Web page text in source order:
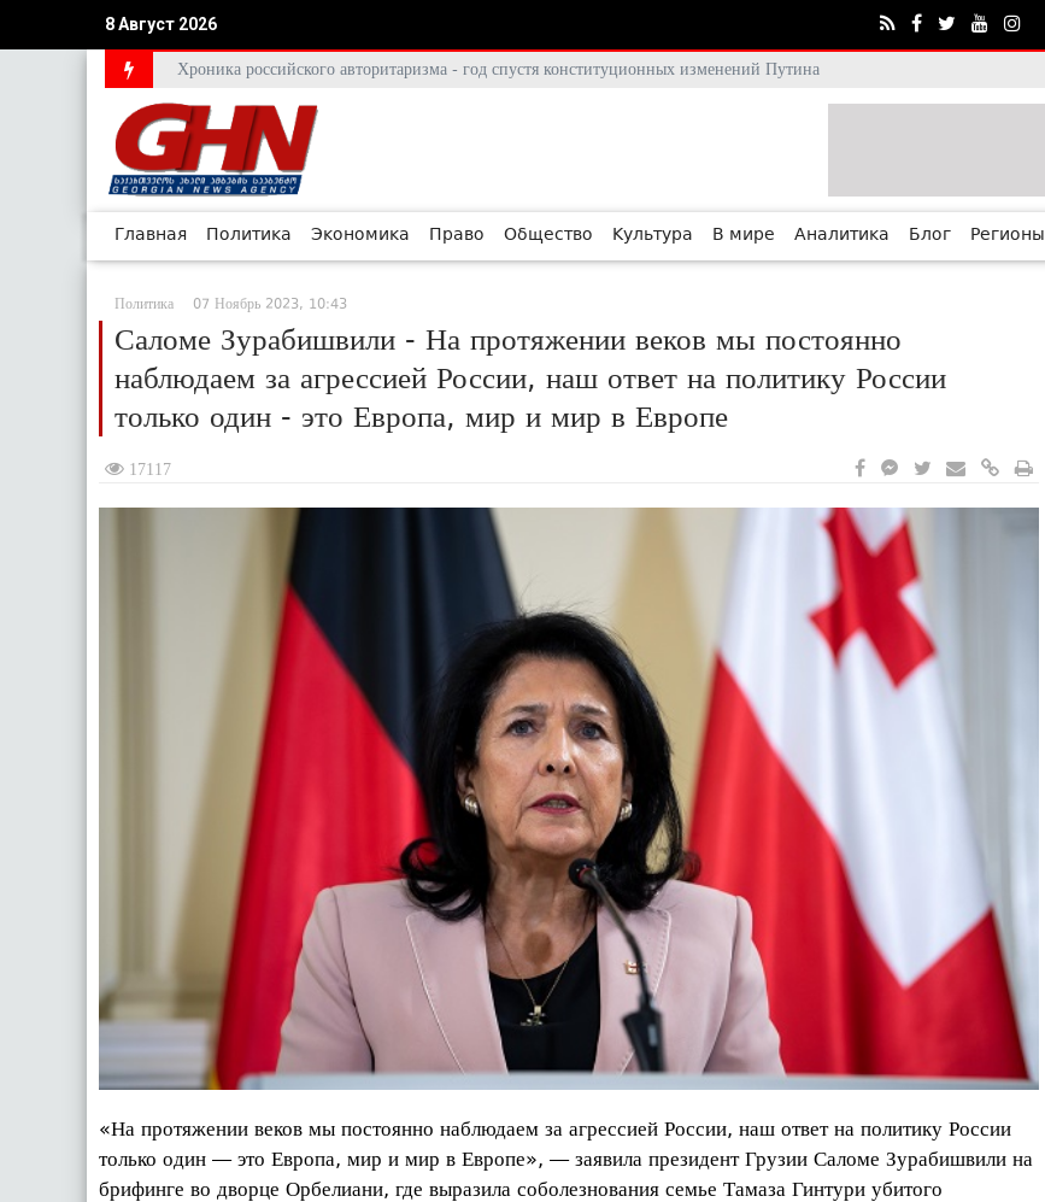
8 Август 2026
Хроника российского авторитаризма - год спустя конституционных изменений Путина
Главная Политика Экономика Право Общество Культура В мире Аналитика Блог Регионы
Политика 07 Ноябрь 2023, 10:43
Саломе Зурабишвили - На протяжении веков мы постоянно
наблюдаем за агрессией России, наш ответ на политику России
только один - это Европа, мир и мир в Европе
17117
«На протяжении веков мы постоянно наблюдаем за агрессией России, наш ответ на политику России
только один — это Европа, мир и мир в Европе», — заявила президент Грузии Саломе Зурабишвили на
брифинге во дворце Орбелиани, где выразила соболезнования семье Тамаза Гинтури убитого